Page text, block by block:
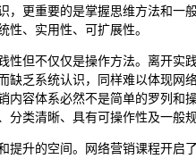
，更重要的是掌握思维方法和一
性、实用性、可扩展性。
性但不仅仅是操作方法。离开实
缺乏系统认识，同样难以体现网
内容体系必然不是简单的罗列和
分类清晰、具有可操作性及一般
提升的空间。网络营销课程开启